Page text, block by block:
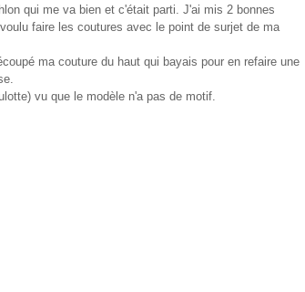
qui me va bien et c'était parti. J'ai mis 2 bonnes
faire les coutures avec le point de surjet de ma
ma couture du haut qui bayais pour en refaire une
vu que le modèle n'a pas de motif.